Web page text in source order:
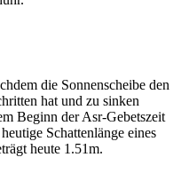
die Sonnenscheibe den
hat und zu sinken
Beginn der Asr-Gebetszeit
Schattenlänge eines
heute 1.51m.